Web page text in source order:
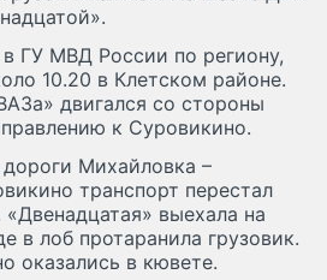
ГУ МВД России по региону,
10.20 в Клетском районе.
двигался со стороны
к Суровикино.
Михайловка –
транспорт перестал
выехала на
в лоб протаранила грузовик.
оказались в кювете.